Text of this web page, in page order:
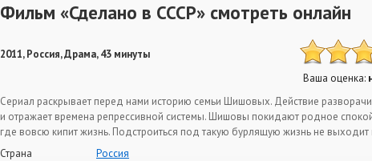
Фильм «Сделано в СССР» смотреть онлайн
2011, Россия, Драма, 43 минуты
Ваша оценка:
Сериал раскрывает перед нами историю семьи Шишовых. Действие
и отражает времена репрессивной системы. Шишовы покидают родное
где вовсю кипит жизнь. Подстроиться под такую бурлящую жизнь не
Страна
Россия